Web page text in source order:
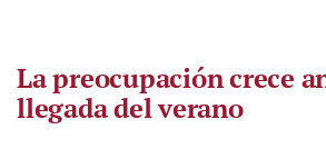
La preocupación crece
llegada del verano